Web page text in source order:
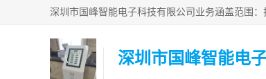
深圳市国峰智能电